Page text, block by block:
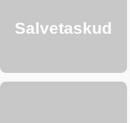
Salvetaskud